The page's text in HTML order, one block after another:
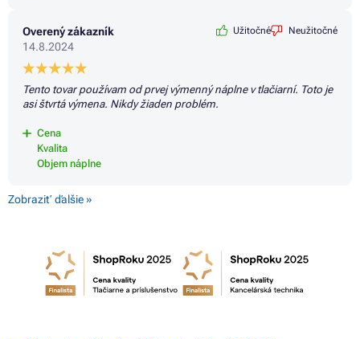
Overený zákazník
14.8.2024
Užitočné Neužitočné
Tento tovar používam od prvej výmenný náplne v tlačiarní. Toto je
asi štvrtá výmena. Nikdy žiaden problém.
Cena
Kvalita
Objem náplne
Zobraziť ďalšie »